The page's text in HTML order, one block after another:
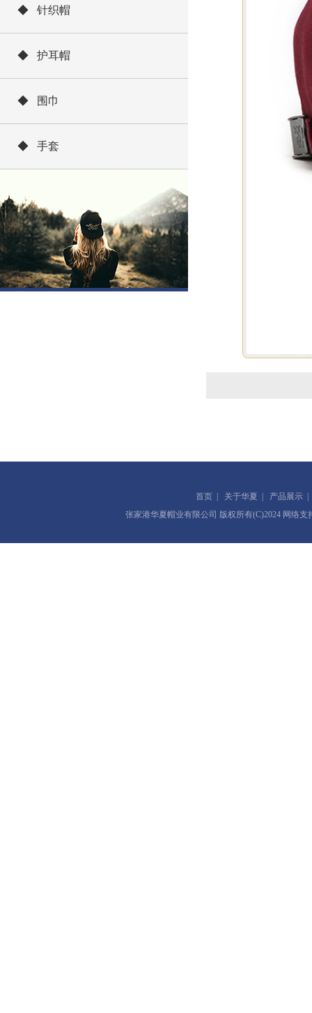
◆ 针织帽
◆ 护耳帽
◆ 围巾
◆ 手套
首页 关于华夏 产品展示
张家港华夏帽业有限公司 版权所有(C)2024 网络支